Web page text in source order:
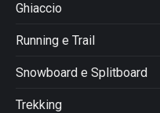
Ghiaccio
Running e Trail
Snowboard e Splitboard
Trekking